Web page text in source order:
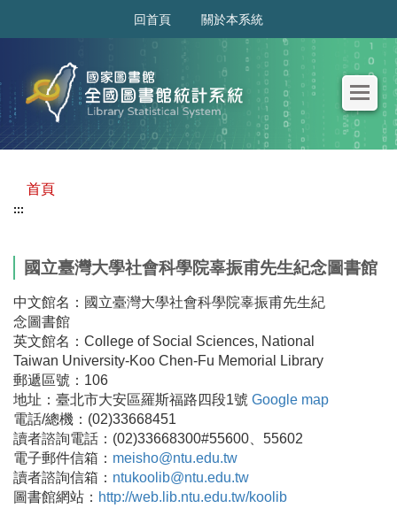
回首頁 關於本系統
首頁
:::
國立臺灣大學社會科學院辜振甫先生紀念圖書館
中文館名：國立臺灣大學社會科學院辜振甫先生紀
念圖書館
英文館名：College of Social Sciences, National
Taiwan University-Koo Chen-Fu Memorial Library
郵遞區號：106
地址：臺北市大安區羅斯福路四段1號 Google map
電話/總機：(02)33668451
讀者諮詢電話：(02)33668300#55600、55602
電子郵件信箱： meisho@ntu.edu.tw
讀者諮詢信箱： ntukoolib@ntu.edu.tw
圖書館網站： http://web.lib.ntu.edu.tw/koolib